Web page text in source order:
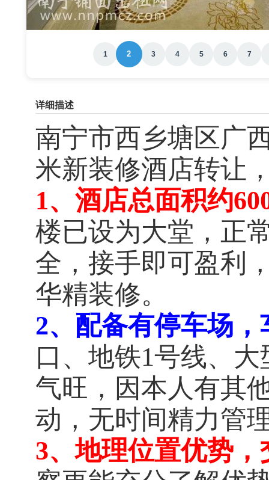
1 2 3 4 5 6 7
详细描述
南宁市西乡塘区广
米新装修酒店转让
1、酒店总面积约
楼已设为大堂， 正
全，接手即可盈利
华精装修。
2、配备有停车场
口、地铁1号线、
气旺，因本人有其
动，无时间精力管
3、地理位置优势，